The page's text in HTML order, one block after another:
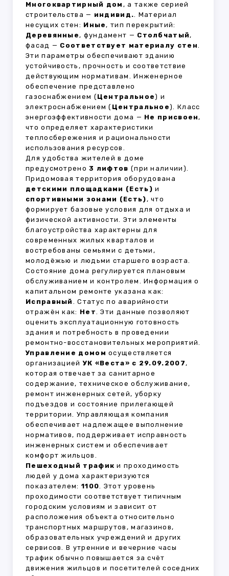
Многоквартирный дом , а также серией
строительства — индивид.. Материал
несущих стен: Иные, тип перекрытий:
Деревянные, фундамент — Столбчатый,
фасад — Соответствует материалу стен.
Эти параметры обеспечивают зданию
устойчивость, прочность и соответствие
действующим нормативам. Инженерное
обеспечение представлено
газоснабжением (Центральное) и
электроснабжением ( Центральное). Класс
энергоэффективности дома — Не присвоен,
что определяет характеристики
теплосбережения и рациональности
использования ресурсов.
Для удобства жителей в доме
предусмотрено3 лифтов (при наличии).
Придомовая территория оборудована
детскими площадками (Есть) и
спортивными зонами (Есть), что
формирует базовые условия для отдыха и
физической активности. Эти элементы
благоустройства характерны для
современных жилых кварталов и
востребованы семьями с детьми,
молодёжью и людьми старшего возраста.
Состояние дома регулируется плановым
обслуживанием и контролем. Информация о
капитальном ремонте указана как:
Исправный . Статус по аварийности
отражён как: Нет. Эти данные позволяют
оценить эксплуатационную готовность
здания и потребность в проведении
ремонтно-восстановительных мероприятий.
Управление домом осуществляется
организациейУК «Веста» с 29.09.2007,
которая отвечает за санитарное
содержание, техническое обслуживание,
ремонт инженерных сетей, уборку
подъездов и состояние прилегающей
территории. Управляющая компания
обеспечивает надлежащее выполнение
нормативов, поддерживает исправность
инженерных систем и обеспечивает
комфорт жильцов.
Пешеходный трафик и проходимость
людей у дома характеризуются
показателем: 1100. Этот уровень
проходимости соответствует типичным
городским условиям и зависит от
расположения объекта относительно
транспортных маршрутов, магазинов,
образовательных учреждений и других
сервисов. В утренние и вечерние часы
трафик обычно повышается за счёт
движения жильцов и посетителей соседних